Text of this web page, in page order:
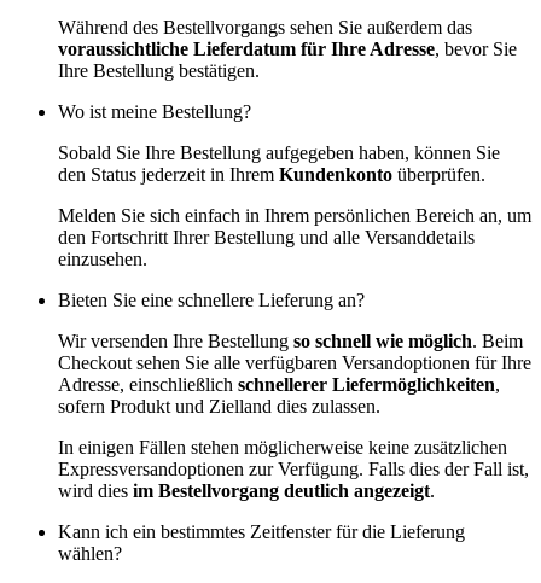
Während des Bestellvorgangs sehen Sie außerdem das
voraussichtliche Lieferdatum für Ihre Adresse, bevor Sie
Ihre Bestellung bestätigen.
Wo ist meine Bestellung?
Sobald Sie Ihre Bestellung aufgegeben haben, können Sie
den Status jederzeit in Ihrem Kundenkonto überprüfen.
Melden Sie sich einfach in Ihrem persönlichen Bereich an, um
den Fortschritt Ihrer Bestellung und alle Versanddetails
einzusehen.
Bieten Sie eine schnellere Lieferung an?
Wir versenden Ihre Bestellung so schnell wie möglich. Beim
Checkout sehen Sie alle verfügbaren Versandoptionen für Ihre
Adresse, einschließlich schnellerer Liefermöglichkeiten,
sofern Produkt und Zielland dies zulassen.
In einigen Fällen stehen möglicherweise keine zusätzlichen
Expressversandoptionen zur Verfügung. Falls dies der Fall ist,
wird dies im Bestellvorgang deutlich angezeigt.
Kann ich ein bestimmtes Zeitfenster für die Lieferung
wählen?